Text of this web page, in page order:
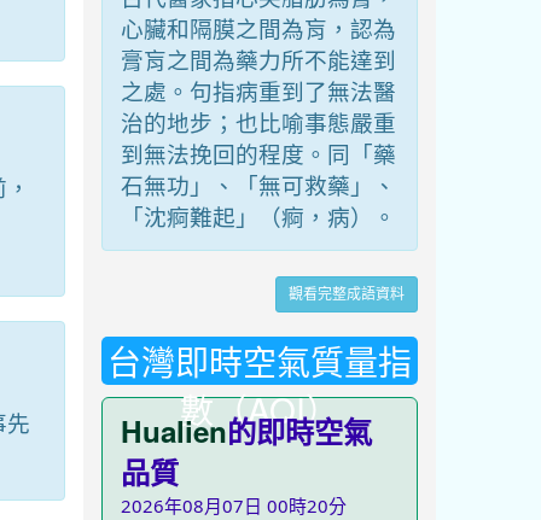
先
心臟和隔膜之間為肓，認為
膏肓之間為藥力所不能達到
之處。句指病重到了無法醫
治的地步；也比喻事態嚴重
到無法挽回的程度。同「藥
石無功」、「無可救藥」、
「沈痾難起」（痾，病）。
觀看完整成語資料
台灣即時空氣質量指
數（AQI）
Hualien的即時空氣
品質
2026年08月07日 00時20分